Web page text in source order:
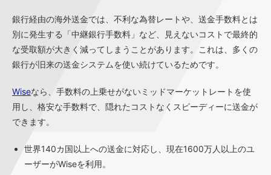
銀行経由の海外送金では、不利な為替レートや、送金手数料とは
別に発生する「中継銀行手数料」など、見えないコストで最終的
な受取額が大きく減ってしまうことがあります。これは、多くの
銀行が旧来の送金システムを使い続けているためです。
Wiseなら、手数料の上乗せがないミッドマーケットレートを使
用し、格安な手数料で、隠れたコストなくスピーディーに送金が
できます。
世界140カ国以上への送金に対応し、現在1600万人以上のユ
ーザーがWiseを利用。